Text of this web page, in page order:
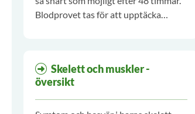
Blodprovet tas för att upptäcka
Skelett och muskler -
översikt